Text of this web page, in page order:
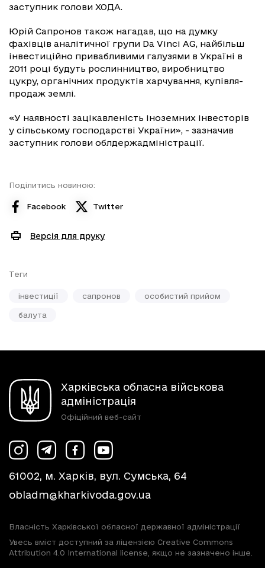
заступник голови ХОДА.
Юрій Сапронов також нагадав, що на думку
фахівців аналітичної групи Da Vinci AG, найбільш
інвестиційно привабливими галузями в Україні в
2011 році будуть рослинництво, виробництво
цукру, органічних продуктів харчування, купівля-
продаж землі.
«У наявності зацікавленість іноземних інвесторів
у сільському господарстві України», - зазначив
заступник голови облдержадміністрації.
Поділитись новиною:
Facebook Twitter
Версія для друку
Теги
інвестиції сапронов особистий прийом
балута
Харківська обласна військова
адміністрація
Офіційний веб-сайт
61002, м. Харків, вул. Сумська, 64
obladm@kharkivoda.gov.ua
Власність Харківської обласної державної адміністрації
Увесь вміст доступний за ліцензією Creative Commons
Attribution 4.0 International license, якщо не зазначено інше.